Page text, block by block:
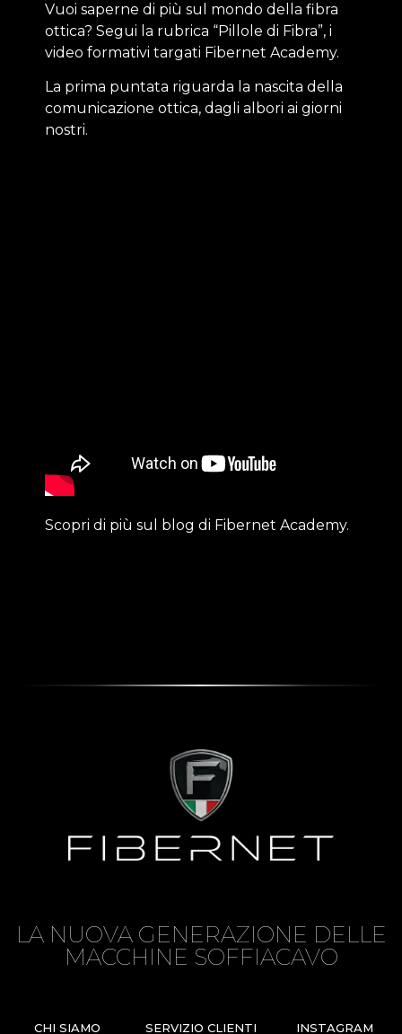
Vuoi saperne di più sul mondo della fibra
ottica? Segui la rubrica “Pillole di Fibra”, i
video formativi targati Fibernet Academy.
La prima puntata riguarda la nascita della
comunicazione ottica, dagli albori ai giorni
nostri.
Scopri di più sul blog di Fibernet Academy.
LA NUOVA GENERAZIONE DELLE
MACCHINE SOFFIACAVO
CHI SIAMO
SERVIZIO CLIENTI
INSTAGRAM